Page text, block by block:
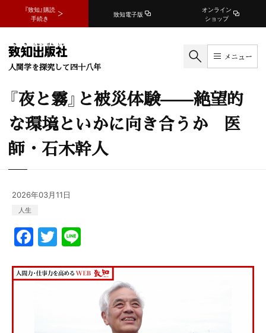
『致知』購読
手続き
致知電子版
オンライン
ショップ
人間学を探究して四十八年
メニュー
『夜と霧』と被災体験——絶望的
な環境といかに向き合うか 医
師・石木幹人
2026年03月11日
人生
F
a
c
T
w
itte